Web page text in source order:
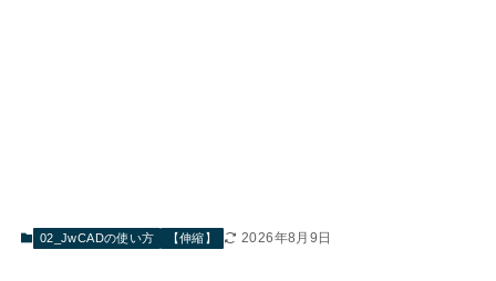
02_JwCADの使い方 【伸縮】 2026年8月9日